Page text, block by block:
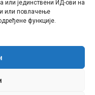
или јединствени ИД-ови на
или повлачење
функције.
Републике Српске.